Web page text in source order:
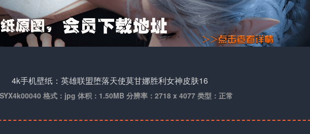
格式：jpg 体积：1.50MB 分辨率：2718 x 4077 类型：正常